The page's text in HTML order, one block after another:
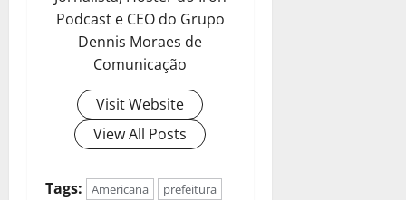
Podcast e CEO do Grupo
Dennis Moraes de
Comunicação
Visit Website
View All Posts
Tags: Americana
prefeitura